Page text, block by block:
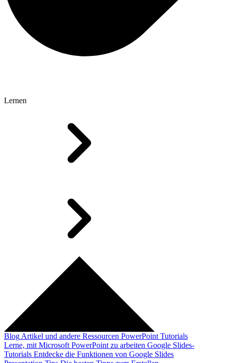
Lernen
Blog Artikel und andere Ressourcen PowerPoint Tutorials
Lerne, mit Microsoft PowerPoint zu arbeiten Google Slides-
Tutorials Entdecke die Funktionen von Google Slides